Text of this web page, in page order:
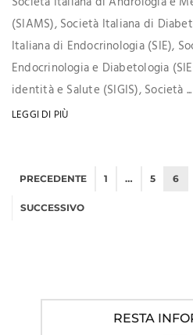
(SIAMS), Società Italiana di
Italiana di Endocrinologia (SIE),
Endocrinologia e Diabetologia
identità e Salute (SIGIS), Società ...
LEGGI DI PIÙ
PRECEDENTE 1 … 5 6
SUCCESSIVO
RESTA